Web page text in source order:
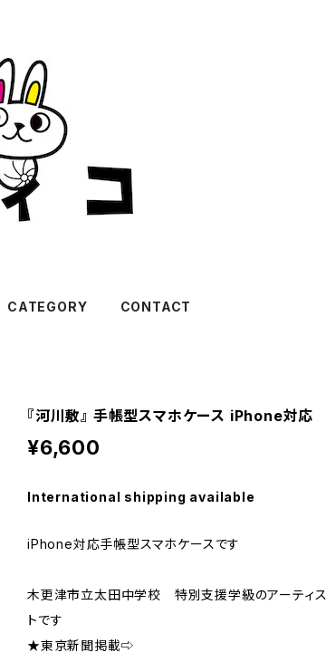
CATEGORY CONTACT
『河川敷』 手帳型スマホケース iPhone対応
¥6,600
International shipping available
iPhone対応手帳型スマホケースです
木更津市立太田中学校 特別支援学級のアーティス
トです
★東京新聞掲載⇨